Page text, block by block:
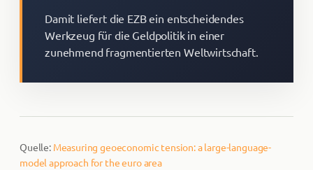
Damit liefert die EZB ein entscheidendes
Werkzeug für die Geldpolitik in einer
zunehmend fragmentierten Weltwirtschaft.
Quelle: Measuring geoeconomic tension: a large-language-
model approach for the euro area